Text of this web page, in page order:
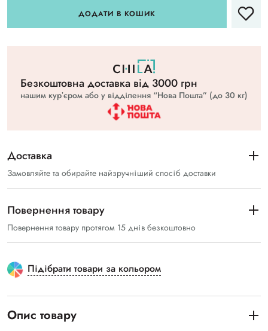
ДОДАТИ В КОШИК
Безкоштовна доставка вiд 3000 грн
нашим курʼєром або у відділення “Нова Пошта” (до 30 кг)
Доставка
Замовляйте та обирайте найзручніший спосіб доставки
Повернення товару
Повернення товару протягом 15 днів безкоштовно
Підібрати товари за кольором
Опис товару